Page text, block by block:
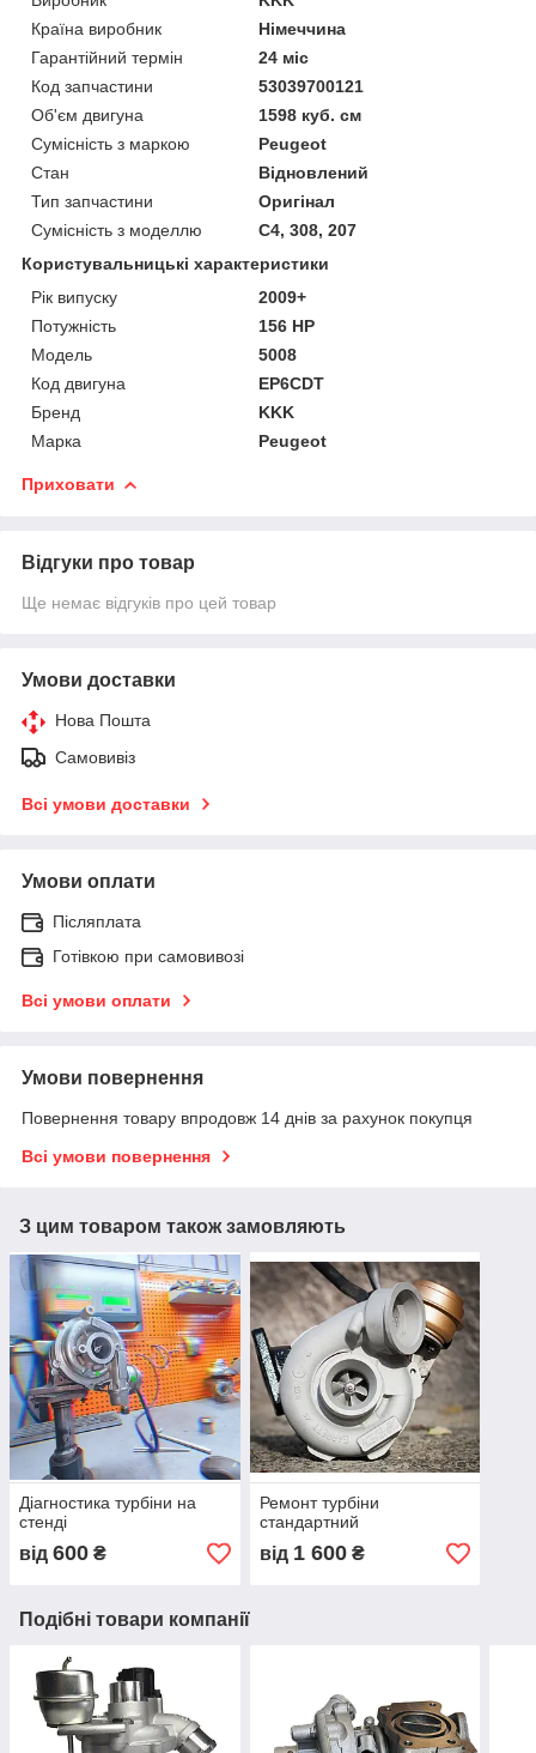
Країна виробник
Німеччина
Гарантійний термін
24 міс
Код запчастини
53039700121
Об'єм двигуна
1598 куб. см
Сумісність з маркою
Peugeot
Стан
Відновлений
Тип запчастини
Оригінал
Сумісність з моделлю
C4, 308, 207
Користувальницькі характеристики
Рік випуску
2009+
Потужність
156 HP
Модель
5008
Код двигуна
EP6CDT
Бренд
KKK
Марка
Peugeot
Приховати
Відгуки про товар
Ще немає відгуків про цей товар
Умови доставки
Нова Пошта
Самовивіз
Всі умови доставки
Умови оплати
Післяплата
Готівкою при самовивозі
Всі умови оплати
Умови повернення
Повернення товару впродовж 14 днів за рахунок покупця
Всі умови повернення
З цим товаром також замовляють
Діагностика турбіни на
стенді
від 600 ₴
Ремонт турбіни
стандартний
від 1 600₴
Подібні товари компанії